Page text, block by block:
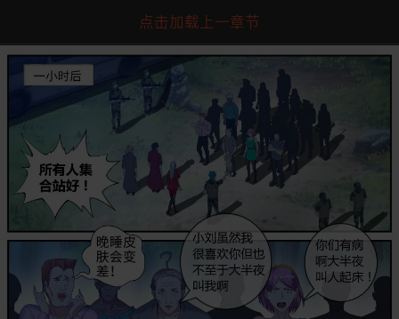
点击加载上一章节